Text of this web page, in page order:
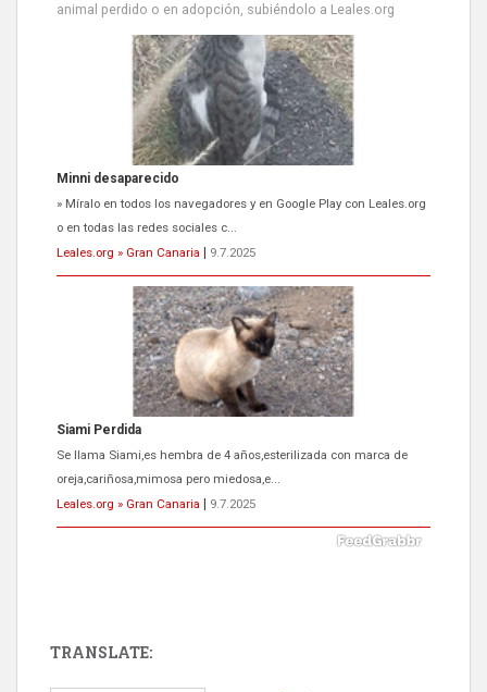
animal perdido o en adopción, subiéndolo a Leales.org
Minni desaparecido
» Míralo en todos los navegadores y en Google Play con Leales.org
o en todas las redes sociales c...
Leales.org » Gran Canaria
9.7.2025
Siami Perdida
Se llama Siami,es hembra de 4 años,esterilizada con marca de
oreja,cariñosa,mimosa pero miedosa,e...
Leales.org » Gran Canaria
9.7.2025
TRANSLATE: